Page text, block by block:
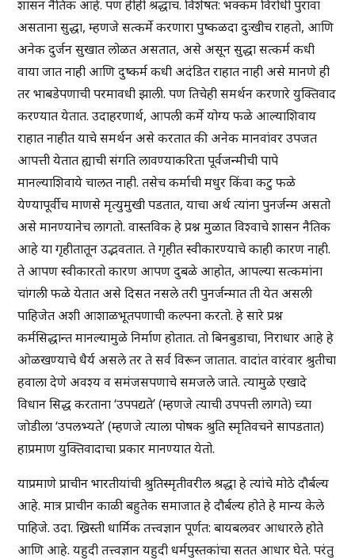
शासन नैतिक आहे. पण हीही श्रद्धाच. विशेषत: भक्कम विरोधी पुरावा
असताना सुद्धा, म्हणजे सत्कर्मे करणारा पुष्कळदा दुःखीच राहतो, आणि
अनेक दुर्जन सुखात लोळत असतात, असे असून सुद्धा सत्कर्म कधी
वाया जात नाही आणि दुष्कर्म कधी अदंडित राहात नाही असे मानणे ही
तर भाबडेपणाची परमावधी झाली. पण तिचेही समर्थन करणारे युक्तिवाद
करण्यात येतात. उदाहरणार्थ, आपली कर्मे योग्य फळे आल्याशिवाय
राहात नाहीत याचे समर्थन असे करतात की अनेक मानवांवर उपजत
आपत्ती येतात ह्याची संगति लावण्याकरिता पूर्वजन्मीची पापे
मानल्याशिवाये चालत नाही. तसेच कर्माची मधुर किंवा कटु फळे
येण्यापूर्वीच माणसे मृत्युमुखी पडतात, याचा अर्थ त्यांना पुनर्जन्म असतो
असे मानण्यानेच लागतो. वास्तविक हे प्रश्न मुळात विश्वाचे शासन नैतिक
आहे या गृहीतातून उद्भवतात. ते गृहीत स्वीकारण्याचे काही कारण नाही.
ते आपण स्वीकारतो कारण आपण दुबळे आहोत, आपल्या सत्कमांना
चांगली फळे येतात असे दिसत नसले तरी पुनर्जन्मात ती येत असली
पाहिजेत अशी आशाळभूतपणाची कल्पना करतो. हे सारे प्रश्न
कर्मसिद्धान्त मानल्यामुळे निर्माण होतात. तो बिनबुडाचा, निराधार आहे हे
ओळखण्याचे धैर्य असले तर ते सर्व विरून जातात. वादांत वारंवार श्रुतीचा
हवाला देणे अवश्य व समंजसपणाचे समजले जाते. त्यामुळे एखादे
विधान सिद्ध करताना ‘उपपद्यते’ (म्हणजे त्याची उपपत्ती लागते) च्या
जोडीला ‘उपलभ्यते’ (म्हणजे त्याला पोषक श्रुति स्मृतिवचने सापडतात)
हाप्रमाण युक्तिवादाचा प्रकार मानण्यात येतो.
याप्रमाणे प्राचीन भारतीयांची श्रुतिस्मृतीवरील श्रद्धा हे त्यांचे मोठे दौर्बल्य
आहे. मात्र प्राचीन काळी बहुतेक समाजात हे दौर्बल्य होते हे मान्य केले
पाहिजे. उदा. ख्रिस्ती धार्मिक तत्त्वज्ञान पूर्णत: बायबलवर आधारले होते
आणि आहे. यहुदी तत्त्वज्ञान यहुदी धर्मपुस्तकांचा सतत आधार घेते. परंतु